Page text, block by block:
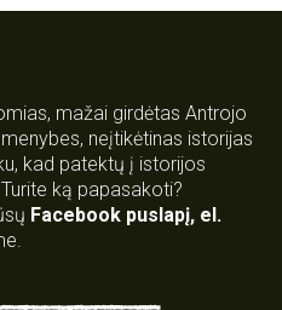
mažai girdėtas Antrojo
neįtikėtinas istorijas
kad patektų į istorijos
ką papasakoti?
Facebook puslapį, el.